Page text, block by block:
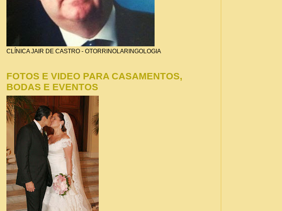
CLÍNICA JAIR DE CASTRO - OTORRINOLARINGOLOGIA
FOTOS E VIDEO PARA CASAMENTOS,
BODAS E EVENTOS